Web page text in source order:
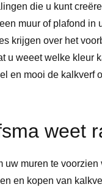
die u kunt
muur of plafond
krijgen over het
u weeet welke kleur
en mooi de kalkverf
weet
uw muren te
en kopen van